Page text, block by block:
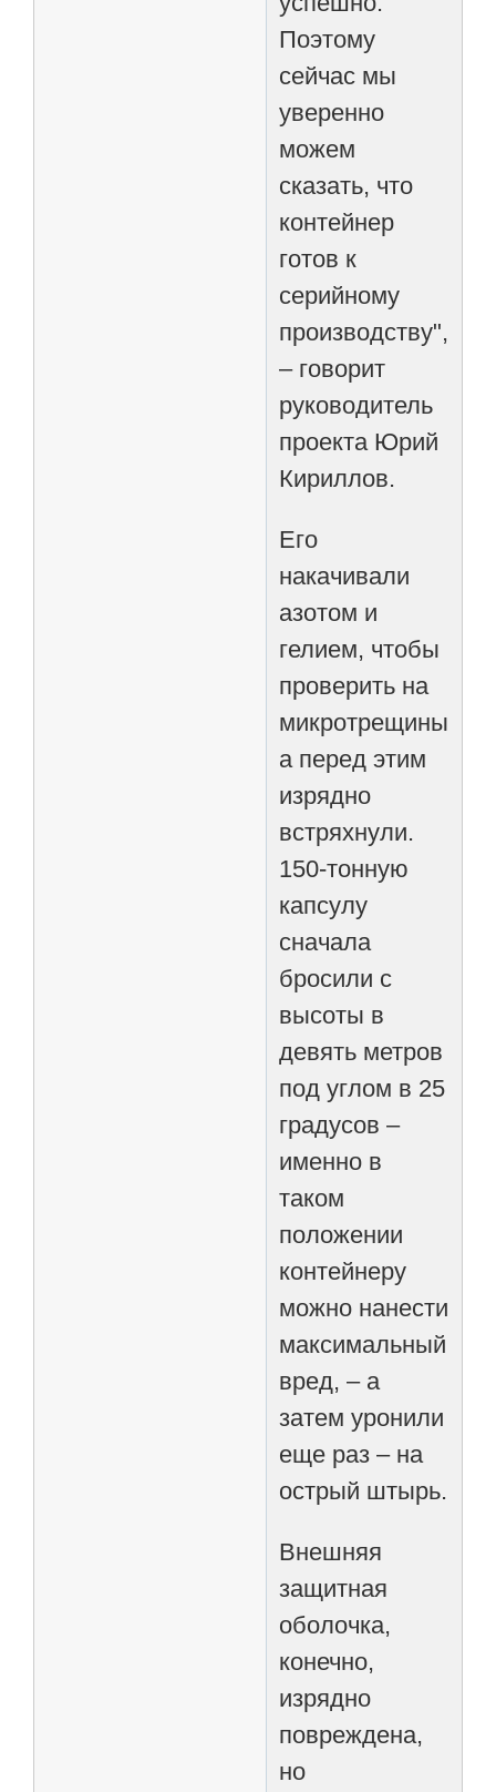
Поэтому
сейчас мы
уверенно
можем
сказать, что
контейнер
готов к
серийному
производству",
– говорит
руководитель
проекта Юрий
Кириллов.
Его
накачивали
азотом и
гелием, чтобы
проверить на
микротрещины,
а перед этим
изрядно
встряхнули.
150-тонную
капсулу
сначала
бросили с
высоты в
девять метров
под углом в 25
градусов –
именно в
таком
положении
контейнеру
можно нанести
максимальный
вред, – а
затем уронили
еще раз – на
острый штырь.
Внешняя
защитная
оболочка,
конечно,
изрядно
повреждена,
но